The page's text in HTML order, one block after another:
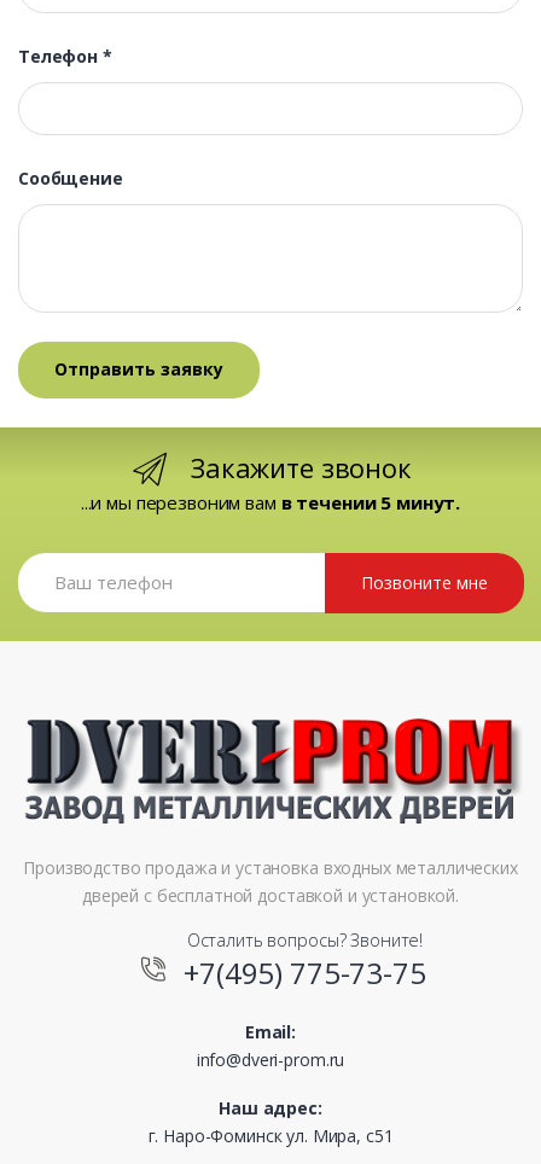
Телефон *
Сообщение
Закажите звонок
...и мы перезвоним вам в течении 5 минут.
Позвоните мне
Производство продажа и установка входных металлических
дверей с бесплатной доставкой и установкой.
Осталить вопросы? Звоните!
+7(495) 775-73-75
Email:
info@dveri-prom.ru
Наш адрес:
г. Наро-Фоминск ул. Мира, с51